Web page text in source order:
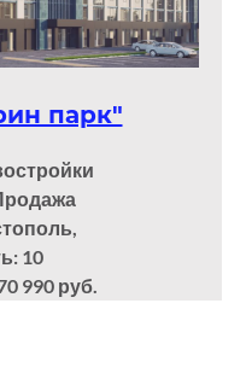
парк"
10
990 руб.